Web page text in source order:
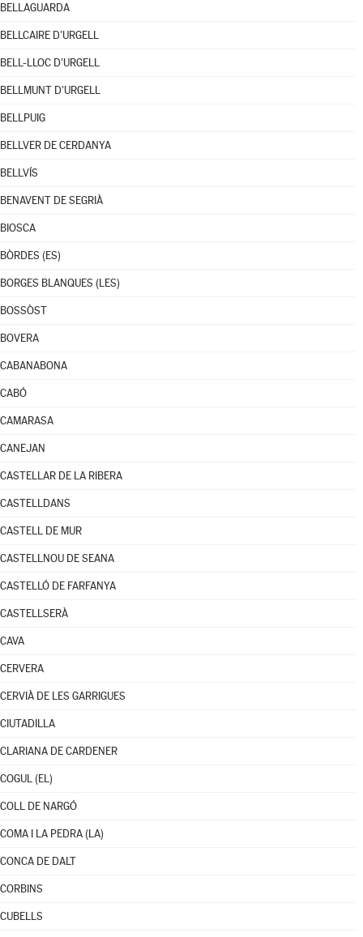
BELLAGUARDA
BELLCAIRE D'URGELL
BELL-LLOC D'URGELL
BELLMUNT D'URGELL
BELLPUIG
BELLVER DE CERDANYA
BELLVÍS
BENAVENT DE SEGRIÀ
BIOSCA
BÒRDES (ES)
BORGES BLANQUES (LES)
BOSSÒST
BOVERA
CABANABONA
CABÓ
CAMARASA
CANEJAN
CASTELLAR DE LA RIBERA
CASTELLDANS
CASTELL DE MUR
CASTELLNOU DE SEANA
CASTELLÓ DE FARFANYA
CASTELLSERÀ
CAVA
CERVERA
CERVIÀ DE LES GARRIGUES
CIUTADILLA
CLARIANA DE CARDENER
COGUL (EL)
COLL DE NARGÓ
COMA I LA PEDRA (LA)
CONCA DE DALT
CORBINS
CUBELLS